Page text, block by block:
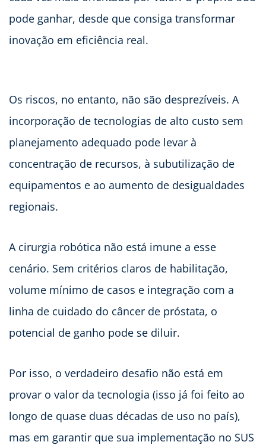
pode ganhar, desde que consiga transformar
inovação em eficiência real.
Os riscos, no entanto, não são desprezíveis. A
incorporação de tecnologias de alto custo sem
planejamento adequado pode levar à
concentração de recursos, à subutilização de
equipamentos e ao aumento de desigualdades
regionais.
A cirurgia robótica não está imune a esse
cenário. Sem critérios claros de habilitação,
volume mínimo de casos e integração com a
linha de cuidado do câncer de próstata, o
potencial de ganho pode se diluir.
Por isso, o verdadeiro desafio não está em
provar o valor da tecnologia (isso já foi feito ao
longo de quase duas décadas de uso no país),
mas em garantir que sua implementação no SUS